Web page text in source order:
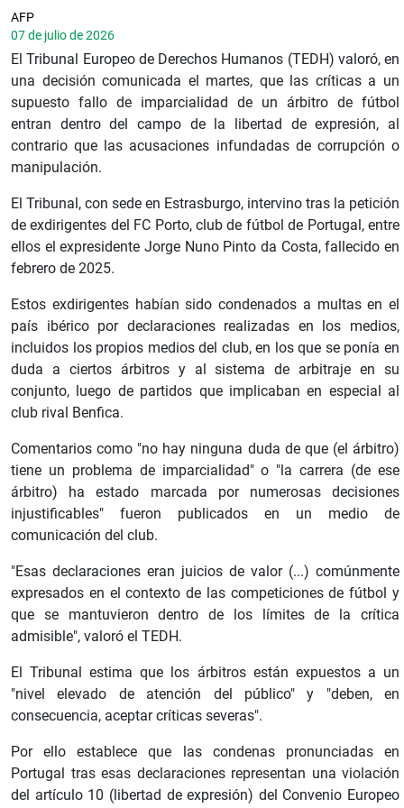
AFP
07 de julio de 2026
El Tribunal Europeo de Derechos Humanos (TEDH) valoró, en
una decisión comunicada el martes, que las críticas a un
supuesto fallo de imparcialidad de un árbitro de fútbol
entran dentro del campo de la libertad de expresión, al
contrario que las acusaciones infundadas de corrupción o
manipulación.
El Tribunal, con sede en Estrasburgo, intervino tras la petición
de exdirigentes del FC Porto, club de fútbol de Portugal, entre
ellos el expresidente Jorge Nuno Pinto da Costa, fallecido en
febrero de 2025.
Estos exdirigentes habían sido condenados a multas en el
país ibérico por declaraciones realizadas en los medios,
incluidos los propios medios del club, en los que se ponía en
duda a ciertos árbitros y al sistema de arbitraje en su
conjunto, luego de partidos que implicaban en especial al
club rival Benfica.
Comentarios como "no hay ninguna duda de que (el árbitro)
tiene un problema de imparcialidad" o "la carrera (de ese
árbitro) ha estado marcada por numerosas decisiones
injustificables" fueron publicados en un medio de
comunicación del club.
"Esas declaraciones eran juicios de valor (...) comúnmente
expresados en el contexto de las competiciones de fútbol y
que se mantuvieron dentro de los límites de la crítica
admisible", valoró el TEDH.
El Tribunal estima que los árbitros están expuestos a un
"nivel elevado de atención del público" y "deben, en
consecuencia, aceptar críticas severas".
Por ello establece que las condenas pronunciadas en
Portugal tras esas declaraciones representan una violación
del artículo 10 (libertad de expresión) del Convenio Europeo